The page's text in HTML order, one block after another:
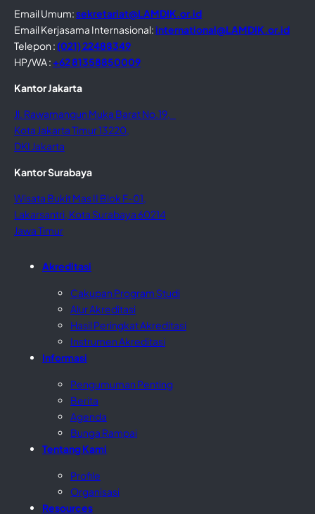
Email Umum:sekretariat@LAMDIK.or.id
Email Kerjasama Internasional:international@LAMDIK.or.id
Telepon : (021) 22488349
HP/WA : +62 81358850009
Kantor Jakarta
Jl. Rawamangun Muka Barat No.19,
Kota Jakarta Timur 13220,
DKI Jakarta
Kantor Surabaya
Wisata Bukit Mas II Blok F-01,
Lakarsantri, Kota Surabaya 60214
Jawa Timur
Akreditasi
Cakupan Program Studi
Alur Akreditasi
Hasil Peringkat Akreditasi
Instrumen Akreditasi
Informasi
Pengumuman Penting
Berita
Agenda
Bunga Rampai
Tentang Kami
Profile
Organisasi
Resources